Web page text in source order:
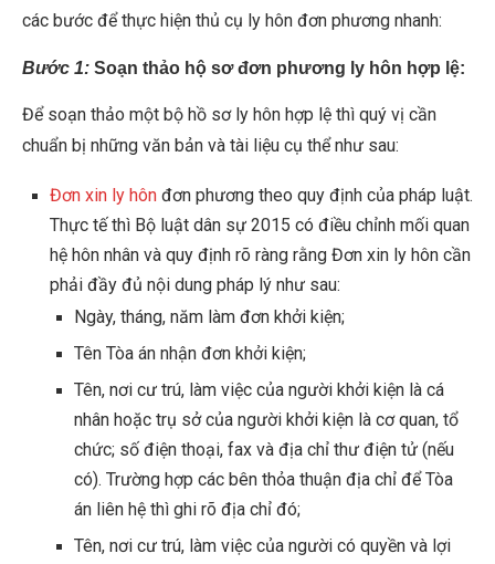
các bước để thực hiện thủ cụ ly hôn đơn phương nhanh:
Bước 1: Soạn thảo hộ sơ đơn phương ly hôn hợp lệ:
Để soạn thảo một bộ hồ sơ ly hôn hợp lệ thì quý vị cần
chuẩn bị những văn bản và tài liệu cụ thể như sau:
Đơn xin ly hôn đơn phương theo quy định của pháp luật.
Thực tế thì Bộ luật dân sự 2015 có điều chỉnh mối quan
hệ hôn nhân và quy định rõ ràng rằng Đơn xin ly hôn cần
phải đầy đủ nội dung pháp lý như sau:
Ngày, tháng, năm làm đơn khởi kiện;
Tên Tòa án nhận đơn khởi kiện;
Tên, nơi cư trú, làm việc của người khởi kiện là cá
nhân hoặc trụ sở của người khởi kiện là cơ quan, tổ
chức; số điện thoại, fax và địa chỉ thư điện tử (nếu
có). Trường hợp các bên thỏa thuận địa chỉ để Tòa
án liên hệ thì ghi rõ địa chỉ đó;
Tên, nơi cư trú, làm việc của người có quyền và lợi